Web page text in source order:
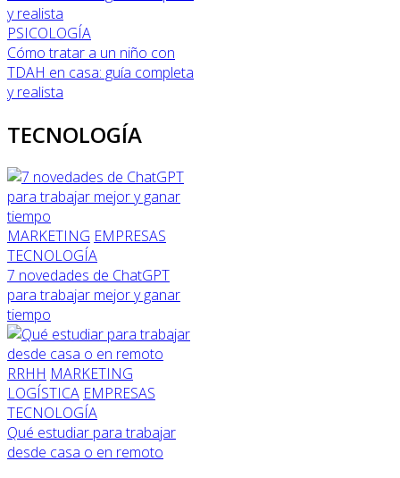
PSICOLOGÍA
Cómo tratar a un niño con
TDAH en casa: guía completa
y realista
TECNOLOGÍA
MARKETING EMPRESAS
TECNOLOGÍA
7 novedades de ChatGPT
para trabajar mejor y ganar
tiempo
RRHH MARKETING
LOGÍSTICA EMPRESAS
TECNOLOGÍA
Qué estudiar para trabajar
desde casa o en remoto